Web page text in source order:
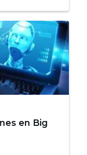
en Big